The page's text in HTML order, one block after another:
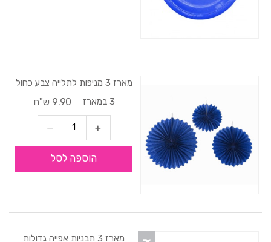
מארז 3 מניפות לתלייה צבע כחול
3 במארז
9.90 ש"ח
הוספה לסל
מארז 3 תבניות אפייה גדולות